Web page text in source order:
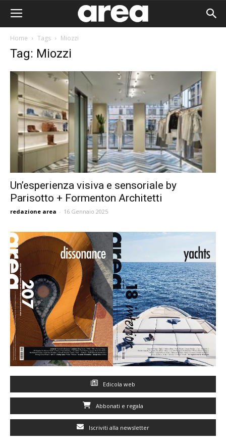
Home Tags Miozzi
Tag: Miozzi
Un’esperienza visiva e sensoriale by
Parisotto + Formenton Architetti
redazione area - 16 Gennaio 2025
Edicola web
Abbonati e regala
Iscriviti alla newsletter